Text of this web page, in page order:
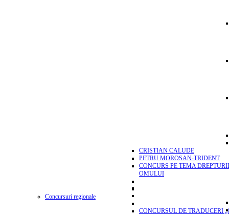
CRISTIAN CALUDE
PETRU MOROSAN-TRIDENT
CONCURS PE TEMA
OMULUI
Concursuri regionale
CONCURSUL DE TRADUCERI